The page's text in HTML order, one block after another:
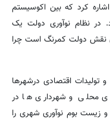
کرد که بین اکوسیستم
در نظام نوآوری دولت یک
نقش دولت کمرنگ است چرا
و تولیدات اقتصادی درشهرها
محلی و شهرداری ها در
و زیست بوم نوآوری شهری را